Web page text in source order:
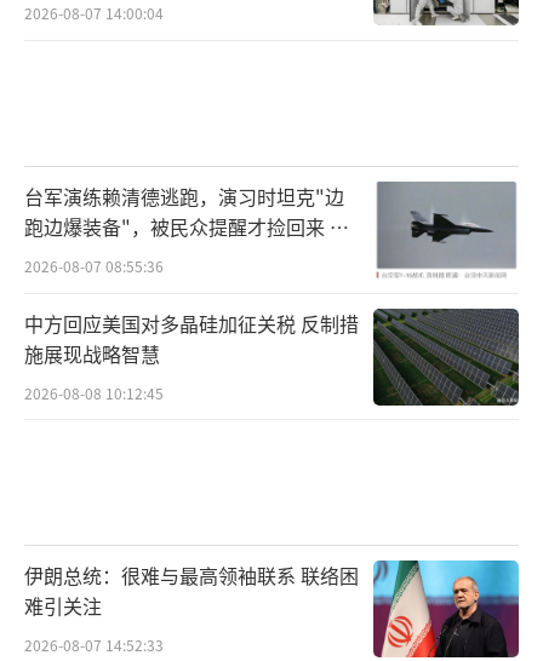
2026-08-07 14:00:04
台军演练赖清德逃跑，演习时坦克"边
跑边爆装备"，被民众提醒才捡回来 演
习状况频出引发关注
2026-08-07 08:55:36
中方回应美国对多晶硅加征关税 反制措
施展现战略智慧
2026-08-08 10:12:45
伊朗总统：很难与最高领袖联系 联络困
难引关注
2026-08-07 14:52:33